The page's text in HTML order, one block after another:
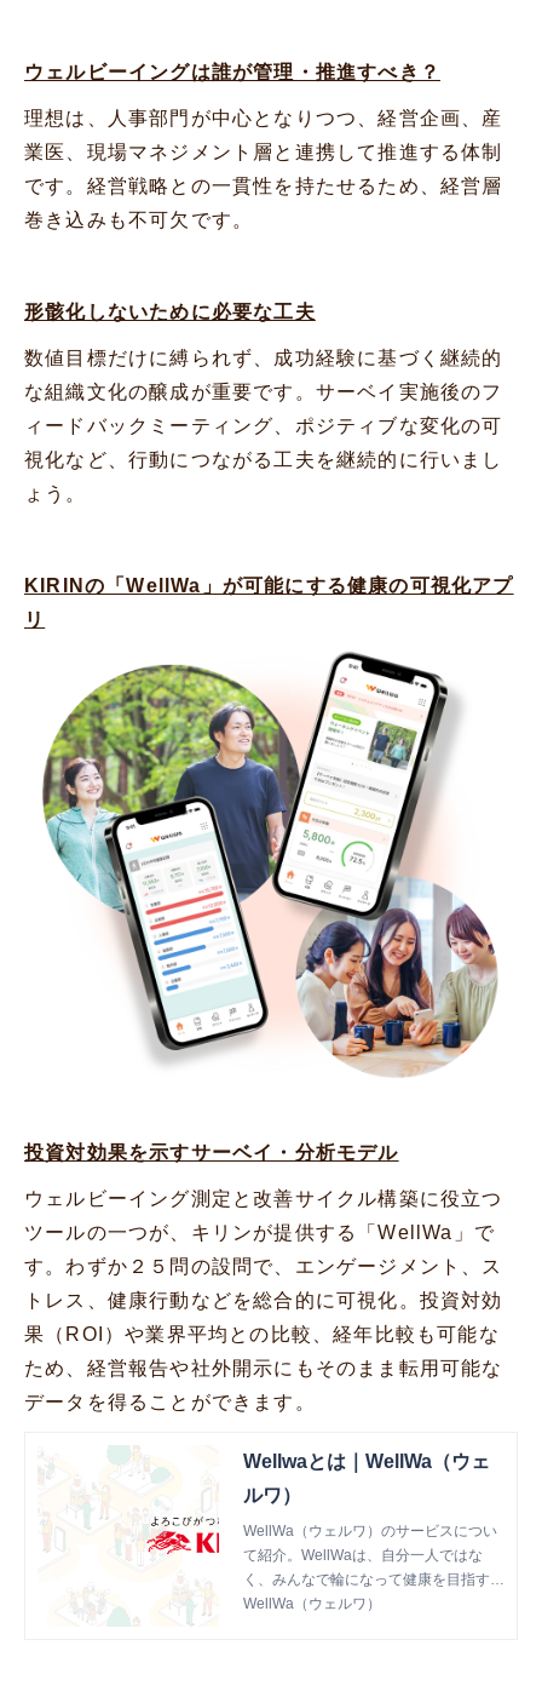
ウェルビーイングは誰が管理・推進すべき？
理想は、人事部門が中心となりつつ、経営企画、産
業医、現場マネジメント層と連携して推進する体制
です。経営戦略との一貫性を持たせるため、経営層
巻き込みも不可欠です。
形骸化しないために必要な工夫
数値目標だけに縛られず、成功経験に基づく継続的
な組織文化の醸成が重要です。サーベイ実施後のフ
ィードバックミーティング、ポジティブな変化の可
視化など、行動につながる工夫を継続的に行いまし
ょう。
KIRINの「WellWa」が可能にする健康の可視化アプ
リ
投資対効果を示すサーベイ・分析モデル
ウェルビーイング測定と改善サイクル構築に役立つ
ツールの一つが、キリンが提供する「WellWa」で
す。わずか２５問の設問で、エンゲージメント、ス
トレス、健康行動などを総合的に可視化。投資対効
果（ROI）や業界平均との比較、経年比較も可能な
ため、経営報告や社外開示にもそのまま転用可能な
データを得ることができます。
Wellwaとは｜WellWa（ウェ
ルワ）
WellWa（ウェルワ）のサービスについ
て紹介。WellWaは、自分一人ではな
く、みんなで輪になって健康を目指すた
めの新たな仕組みです。「たのしい健
WellWa（ウェルワ）